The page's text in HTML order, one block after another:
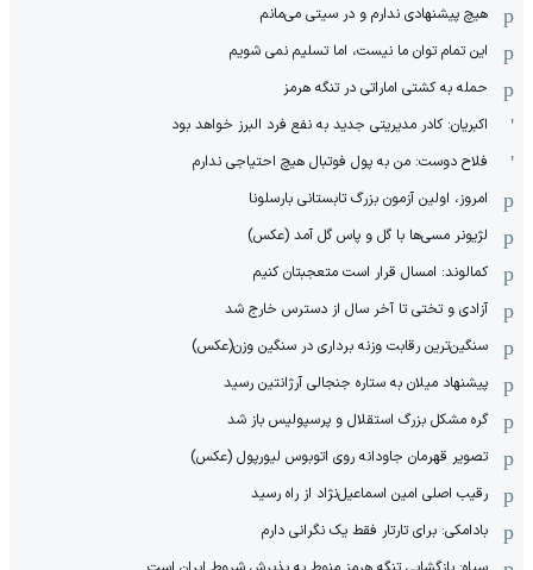
هیچ پیشنهادی ندارم و در سیتی می‌مانم
این تمام توان ما نیست، اما تسلیم نمی شویم
حمله به کشتی اماراتی در تنگه هرمز
اکبریان: کادر مدیریتی جدید به نفع فرد البرز خواهد بود
فلاح دوست: من به پول فوتبال هیچ احتیاجی ندارم
امروز، اولین آزمون بزرگ تابستانی بارسلونا
لژیونر مسی‌ها با گل و پاس گل آمد (عکس)
کمالوند: امسال قرار است متعجبتان کنیم
آزادی و تختی تا آخر سال از دسترس خارج شد
سنگین‌ترین رقابت وزنه برداری در سنگین وزن(عکس)
پیشنهاد میلان به ستاره جنجالی آرژانتین رسید
گره مشکل بزرگ استقلال و پرسپولیس باز شد
تصویر قهرمان جاودانه روی اتوبوس لیورپول (عکس)
رقیب اصلی امین اسماعیل‌نژاد از راه رسید
بادامکی: برای تارتار فقط یک نگرانی دارم